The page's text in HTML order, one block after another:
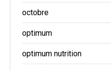
octobre
optimum
optimum nutrition